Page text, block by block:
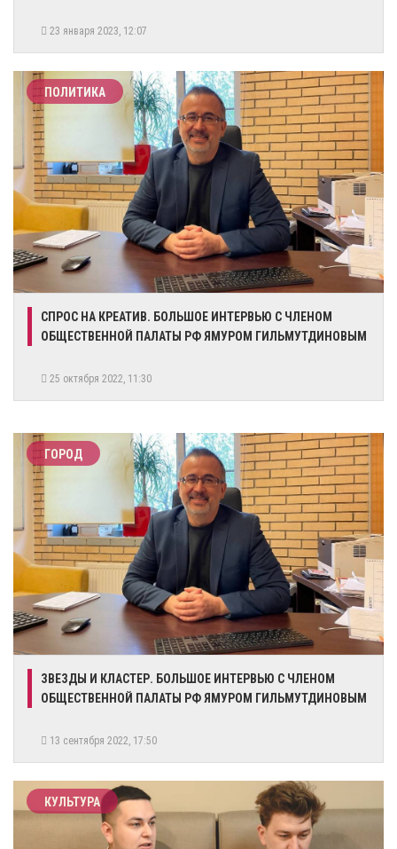
23 января 2023, 12:07
ПОЛИТИКА
СПРОС НА КРЕАТИВ. БОЛЬШОЕ ИНТЕРВЬЮ С ЧЛЕНОМ
ОБЩЕСТВЕННОЙ ПАЛАТЫ РФ ЯМУРОМ ГИЛЬМУТДИНОВЫМ
25 октября 2022, 11:30
ГОРОД
ЗВЕЗДЫ И КЛАСТЕР. БОЛЬШОЕ ИНТЕРВЬЮ С ЧЛЕНОМ
ОБЩЕСТВЕННОЙ ПАЛАТЫ РФ ЯМУРОМ ГИЛЬМУТДИНОВЫМ
13 сентября 2022, 17:50
КУЛЬТУРА